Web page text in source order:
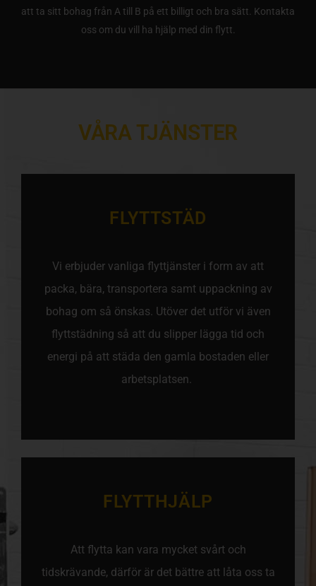
att ta sitt bohag från A till B på ett billigt och bra sätt. Kontakta
oss om du vill ha hjälp med din flytt.
VÅRA TJÄNSTER
FLYTTSTÄD
Vi erbjuder vanliga flyttjänster i form av att
packa, bära, transportera samt uppackning av
bohag om så önskas. Utöver det utför vi även
flyttstädning så att du slipper lägga tid och
energi på att städa den gamla bostaden eller
arbetsplatsen.
FLYTTHJÄLP
Att flytta kan vara mycket svårt och
tidskrävande, därför är det bättre att låta oss ta